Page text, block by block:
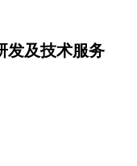
发及技术服务